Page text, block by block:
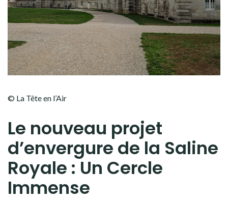
© La Tête en l’Air
Le nouveau projet
d’envergure de la Saline
Royale : Un Cercle
Immense